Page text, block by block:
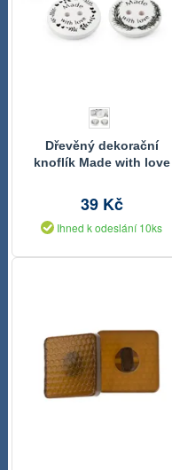
Dřevěný dekorační
knoflík Made with love
39 Kč
Ihned k odeslání 10ks